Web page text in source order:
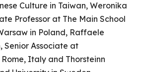
Culture in Taiwan, Weronika
Professor at The Main School
in Poland, Raffaele
Senior Associate at
Italy and Thorsteinn